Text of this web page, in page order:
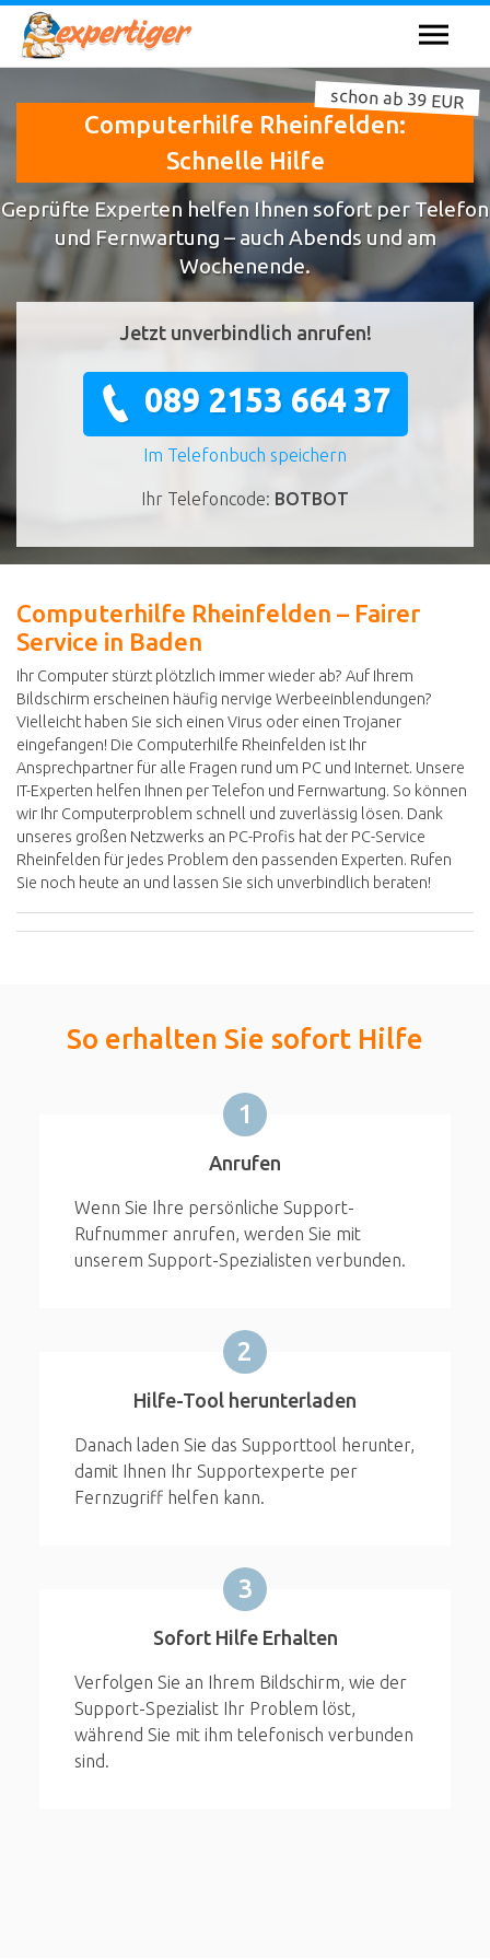
Computerhilfe Rheinfelden:
Schnelle Hilfe
schon ab 39 EUR
Geprüfte Experten helfen Ihnen sofort per Telefon
und Fernwartung – auch Abends und am
Wochenende.
Jetzt unverbindlich anrufen!
089 2153 664 37
Im Telefonbuch speichern
Ihr Telefoncode: BOTBOT
Computerhilfe Rheinfelden – Fairer
Service in Baden
Ihr Computer stürzt plötzlich immer wieder ab? Auf Ihrem
Bildschirm erscheinen häufig nervige Werbeeinblendungen?
Vielleicht haben Sie sich einen Virus oder einen Trojaner
eingefangen! Die Computerhilfe Rheinfelden ist Ihr
Ansprechpartner für alle Fragen rund um PC und Internet. Unsere
IT-Experten helfen Ihnen per Telefon und Fernwartung. So können
wir Ihr Computerproblem schnell und zuverlässig lösen. Dank
unseres großen Netzwerks an PC-Profis hat der PC-Service
Rheinfelden für jedes Problem den passenden Experten. Rufen
Sie noch heute an und lassen Sie sich unverbindlich beraten!
So erhalten Sie sofort Hilfe
1
Anrufen
Wenn Sie Ihre persönliche Support-
Rufnummer anrufen, werden Sie mit
unserem Support-Spezialisten verbunden.
2
Hilfe-Tool herunterladen
Danach laden Sie das Supporttool herunter,
damit Ihnen Ihr Supportexperte per
Fernzugriff helfen kann.
3
Sofort Hilfe Erhalten
Verfolgen Sie an Ihrem Bildschirm, wie der
Support-Spezialist Ihr Problem löst,
während Sie mit ihm telefonisch verbunden
sind.